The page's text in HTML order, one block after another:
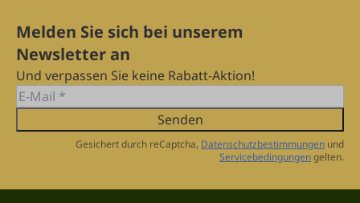
Melden Sie sich bei unserem
Newsletter an
Und verpassen Sie keine Rabatt-Aktion!
Senden
Gesichert durch reCaptcha, Datenschutzbestimmungen und
Servicebedingungengelten.